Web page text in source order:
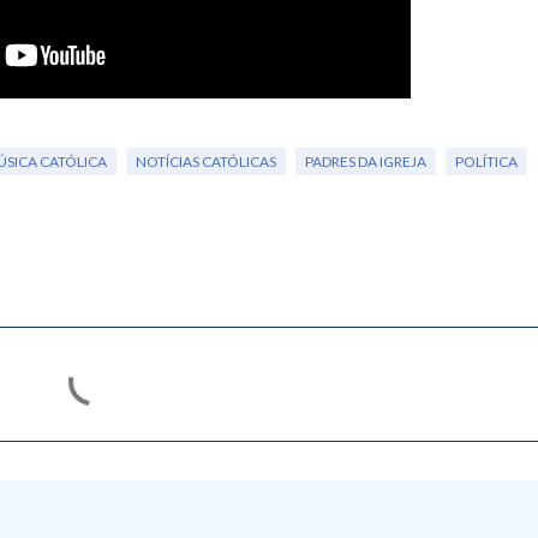
CATÓLICA NOTÍCIAS CATÓLICAS PADRES DA IGREJA POLÍTICA